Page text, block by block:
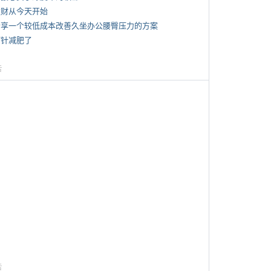
从今天开始
一个较低成本改善久坐办公腰臀压力的方案
减肥了